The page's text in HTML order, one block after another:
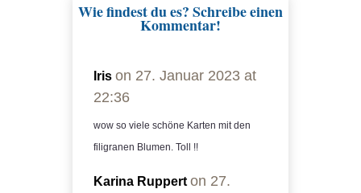
Wie findest du es? Schreibe einen
Kommentar!
Iris on 27. Januar 2023 at
22:36
wow so viele schöne Karten mit den
filigranen Blumen. Toll !!
Karina Ruppert on 27.